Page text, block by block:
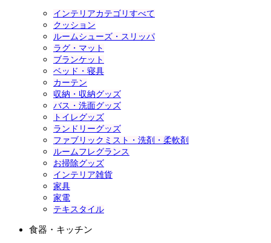
インテリアカテゴリすべて
クッション
ルームシューズ・スリッパ
ラグ・マット
ブランケット
ベッド・寝具
カーテン
収納・収納グッズ
バス・洗面グッズ
トイレグッズ
ランドリーグッズ
ファブリックミスト・洗剤・柔軟剤
ルームフレグランス
お掃除グッズ
インテリア雑貨
家具
家電
テキスタイル
食器・キッチン